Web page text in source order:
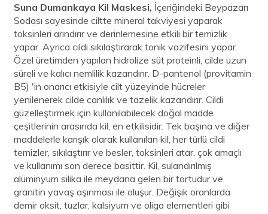
Suna Dumankaya Kil Maskesi, İçeriğindeki Beypazarı
Sodası sayesinde ciltte mineral takviyesi yaparak
toksinleri arındırır ve derinlemesine etkili bir temizlik
yapar. Ayrıca cildi sıkılaştırarak tonik vazifesini yapar.
Özel üretimden yapılan hidrolize süt proteinli, cilde uzun
süreli ve kalıcı nemlilik kazandırır. D-pantenol (provitamin
B5) 'in onarıcı etkisiyle cilt yüzeyinde hücreler
yenilenerek cilde canlılık ve tazelik kazandırır. Cildi
güzelleştirmek için kullanılabilecek doğal madde
çeşitlerinin arasında kil, en etkilisidir. Tek başına ve diğer
maddelerle karışık olarak kullanılan kil, her türlü cildi
temizler, sıkılaştırır ve besler, toksinleri atar, çok amaçlı
ve kullanımı son derece basittir. Kil, sulandırılmış
alüminyum silika ile meydana gelen bir tortudur ve
granitin yavaş aşınması ile oluşur. Değişik oranlarda
demir oksit, tuzlar, kalsiyum ve oliga elementleri gibi